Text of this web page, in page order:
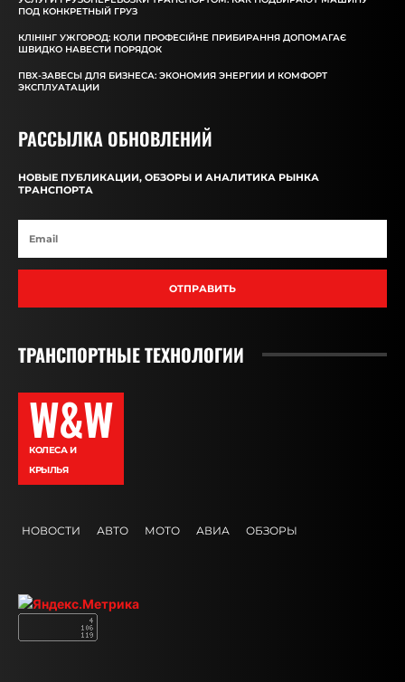
ПОД КОНКРЕТНЫЙ ГРУЗ
КЛІНІНГ УЖГОРОД: КОЛИ ПРОФЕСІЙНЕ ПРИБИРАННЯ ДОПОМАГАЄ
ШВИДКО НАВЕСТИ ПОРЯДОК
ПВХ-ЗАВЕСЫ ДЛЯ БИЗНЕСА: ЭКОНОМИЯ ЭНЕРГИИ И КОМФОРТ
ЭКСПЛУАТАЦИИ
РАССЫЛКА ОБНОВЛЕНИЙ
НОВЫЕ ПУБЛИКАЦИИ, ОБЗОРЫ И АНАЛИТИКА РЫНКА
ТРАНСПОРТА
ОТПРАВИТЬ
ТРАНСПОРТНЫЕ ТЕХНОЛОГИИ
W&W
КОЛЕСА И
КРЫЛЬЯ
НОВОСТИ АВТО МОТО АВИА ОБЗОРЫ